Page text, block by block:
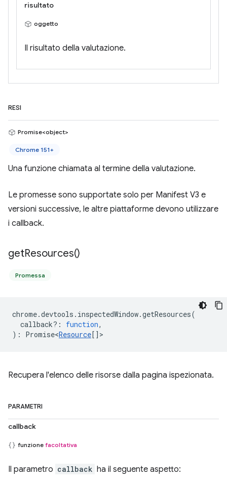
risultato
oggetto
Il risultato della valutazione.
RESI
Promise<object>
Chrome 151+
Una funzione chiamata al termine della valutazione.
Le promesse sono supportate solo per Manifest V3 e
versioni successive, le altre piattaforme devono utilizzare
i callback.
getResources()
Promessa
chrome.devtools . inspectedWindow.getResources(
callback? : function,
) : Promise<Resource[] >
Recupera l'elenco delle risorse dalla pagina ispezionata.
PARAMETRI
callback
funzione facoltativa
Il parametro callback ha il seguente aspetto: